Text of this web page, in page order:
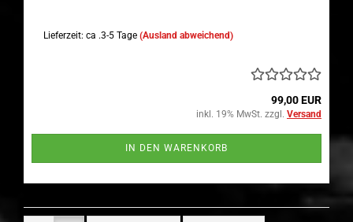
Lieferzeit: ca .3-5 Tage (Ausland abweichend)
99,00 EUR
inkl. 19% MwSt. zzgl. Versand
IN DEN WARENKORB